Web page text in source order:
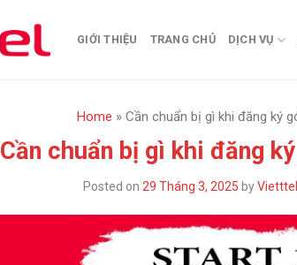
GIỚI THIỆU TRANG CHỦ DỊCH VỤ
Home » Cần chuẩn bị gì khi đăng ký
Cần chuẩn bị gì khi đăng
Posted on 29 Tháng 3, 2025 by